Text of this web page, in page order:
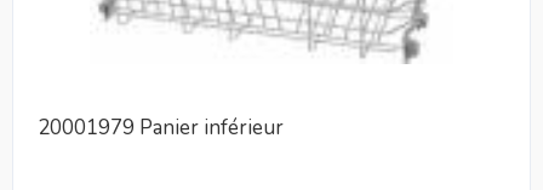
20001979 Panier inférieur